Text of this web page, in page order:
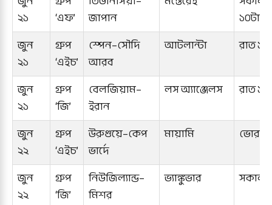
২১
‘এফ’
জাপান
১০টা
জুন
২১
গ্রুপ
‘এইচ’
স্পেন–সৌদি
আরব
আটলান্টা রাত
জুন
২১
গ্রুপ
‘জি’
বেলজিয়াম–
ইরান
লস অ্যাঞ্জেলস রাত ১টা
জুন
২২
গ্রুপ
‘এইচ’
উরুগুয়ে–কেপ
ভার্দে
মায়ামি ভোর
জুন
২২
গ্রুপ
‘জি’
নিউজিল্যান্ড–
মিশর
ভ্যাঙ্কুভার সকাল